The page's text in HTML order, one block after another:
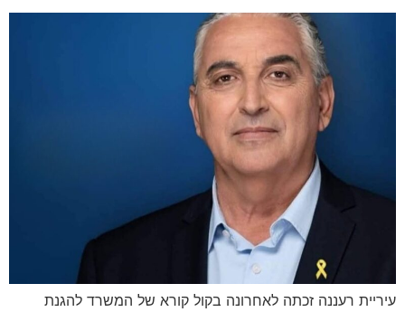
עיריית רעננה זכתה לאחרונה בקול קורא של המשרד להגנת